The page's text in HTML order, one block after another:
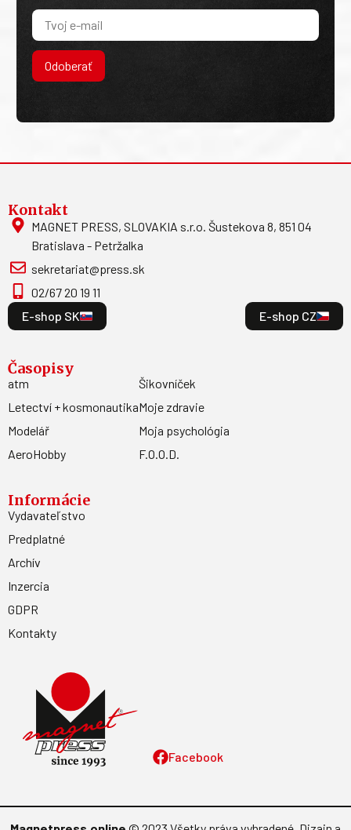
Odoberať
Facebook
Kontakt
MAGNET PRESS, SLOVAKIA s.r.o. Šustekova 8, 851 04
Bratislava - Petržalka
sekretariat@press.sk
02/67 20 19 11
E-shop SK
E-shop CZ
Časopisy
atm
Letectví + kosmonautika
Modelář
AeroHobby
Šikovníček
Moje zdravie
Moja psychológia
F.O.O.D.
Informácie
Vydavateľstvo
Predplatné
Archív
Inzercia
GDPR
Kontakty